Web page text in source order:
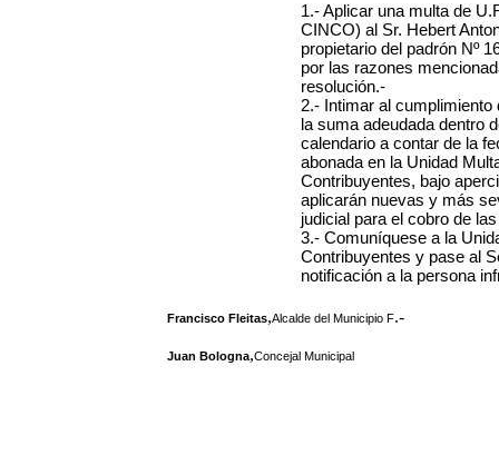
1.- Aplicar una multa de
CINCO) al Sr. Hebert
propietario del padrón Nº
por las razones
resolución.-
2.- Intimar al
la suma adeudada dentro
calendario a contar de la
abonada en la Unidad
Contribuyentes, bajo
aplicarán nuevas y más
judicial para el cobro de
3.- Comuníquese a la
Contribuyentes y pase al
notificación a la persona
Francisco Fleitas,Alcalde del Municipio F.-
Juan Bologna,Concejal Municipal